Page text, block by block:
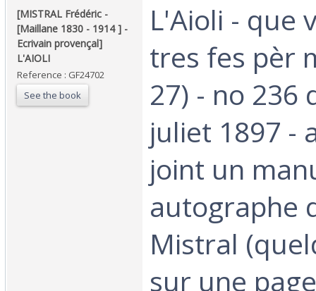
‎[MISTRAL Frédéric -
[Maillane 1830 - 1914 ] -
Ecrivain provençal]
L'AIOLI ‎
Reference : GF24702
See the book
‎L'Aioli - que
tres fes pèr
27) - no 236
juliet 1897 -
joint un
autographe
Mistral
sur une